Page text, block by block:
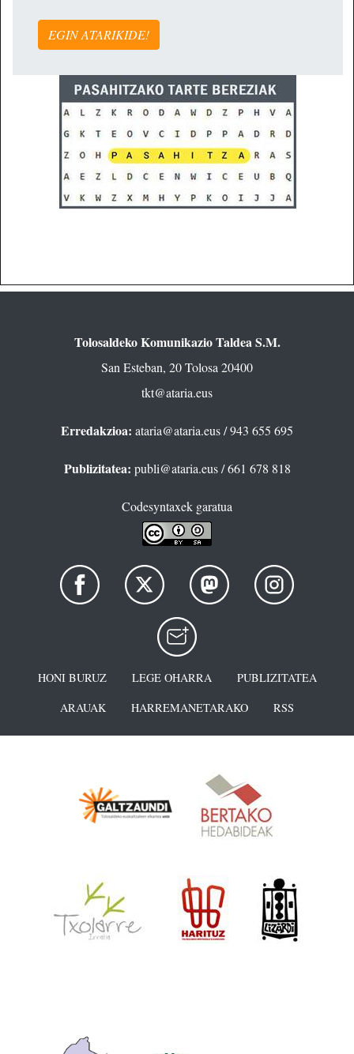
EGIN ATARIKIDE!
Tolosaldeko Komunikazio Taldea S.M.
San Esteban, 20 Tolosa 20400
tkt@ataria.eus
Erredakzioa: ataria@ataria.eus/ 943 655 695
Publizitatea: publi@ataria.eus/ 661 678 818
Codesyntaxek garatua
HONI BURUZ LEGE OHARRA
PUBLIZITATEA
ARAUAK
HARREMANETARAKO RSS